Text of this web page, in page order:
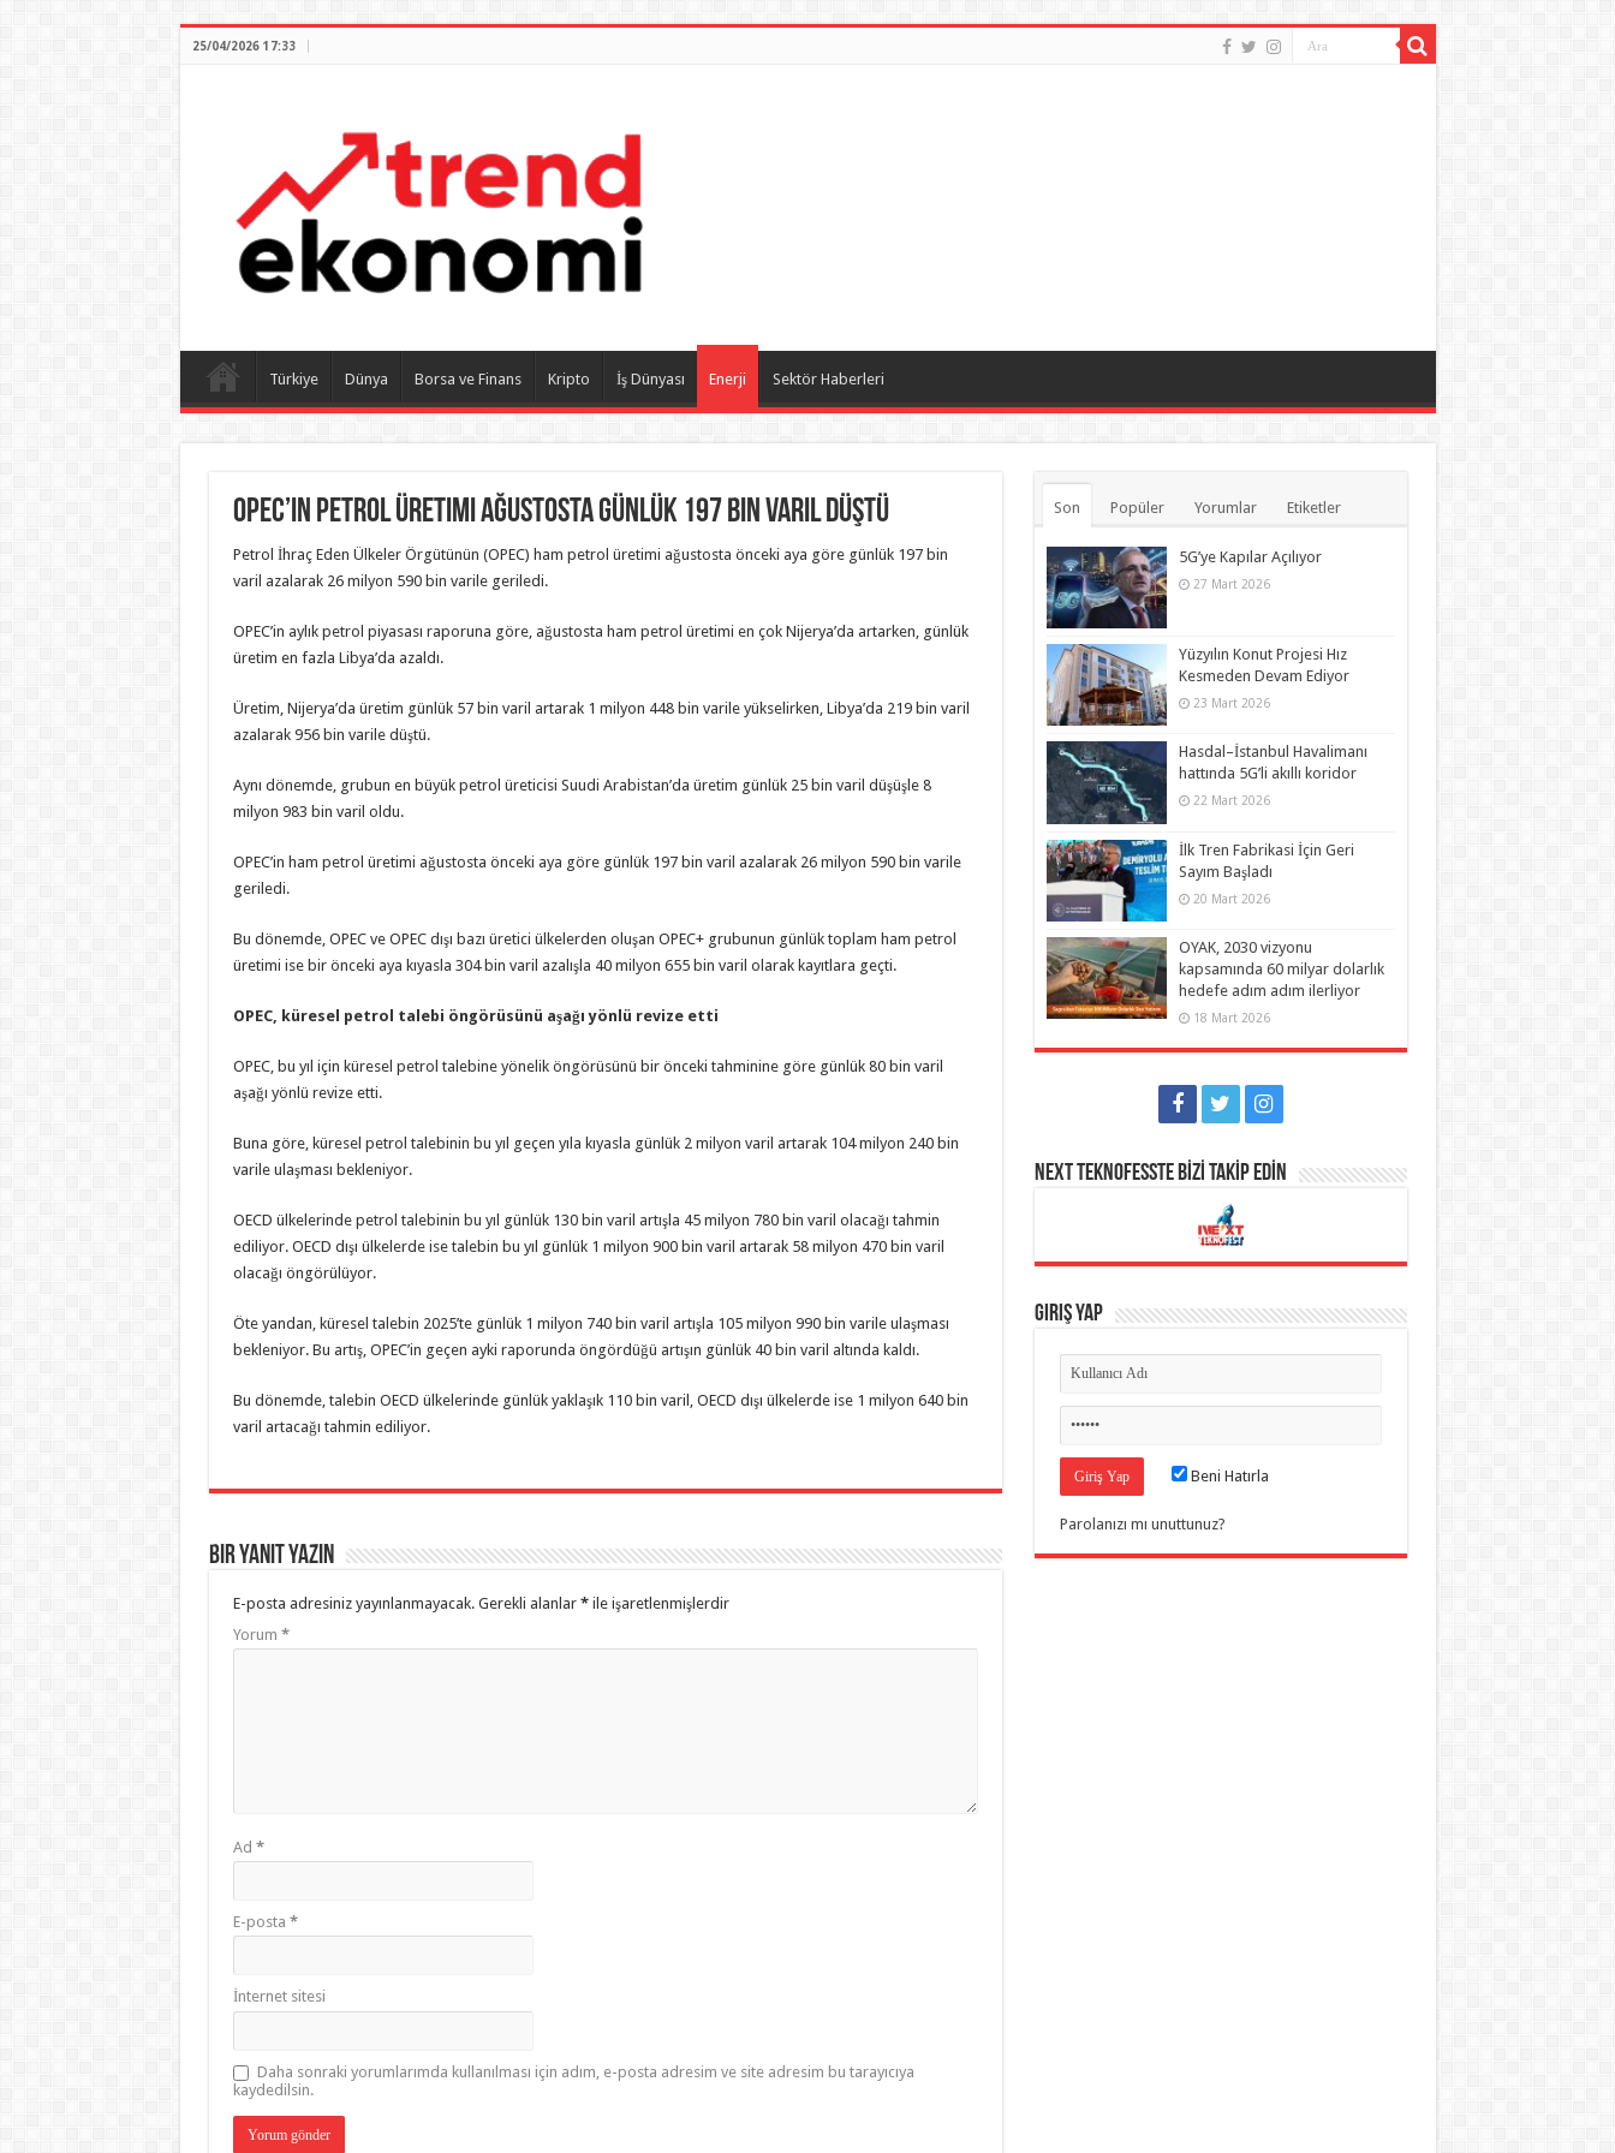
25/04/2026 17:33
Türkiye Dünya Borsa ve Finans Kripto İş Dünyası Enerji Sektör Haberleri
OPEC’in petrol üretimi ağustosta günlük 197 bin varil düştü
Petrol İhraç Eden Ülkeler Örgütünün (OPEC) ham petrol üretimi ağustosta önceki aya göre günlük 197 bin
varil azalarak 26 milyon 590 bin varile geriledi.
OPEC’in aylık petrol piyasası raporuna göre, ağustosta ham petrol üretimi en çok Nijerya’da artarken, günlük
üretim en fazla Libya’da azaldı.
Üretim, Nijerya’da üretim günlük 57 bin varil artarak 1 milyon 448 bin varile yükselirken, Libya’da 219 bin varil
azalarak 956 bin varile düştü.
Aynı dönemde, grubun en büyük petrol üreticisi Suudi Arabistan’da üretim günlük 25 bin varil düşüşle 8
milyon 983 bin varil oldu.
OPEC’in ham petrol üretimi ağustosta önceki aya göre günlük 197 bin varil azalarak 26 milyon 590 bin varile
geriledi.
Bu dönemde, OPEC ve OPEC dışı bazı üretici ülkelerden oluşan OPEC+ grubunun günlük toplam ham petrol
üretimi ise bir önceki aya kıyasla 304 bin varil azalışla 40 milyon 655 bin varil olarak kayıtlara geçti.
OPEC, küresel petrol talebi öngörüsünü aşağı yönlü revize etti
OPEC, bu yıl için küresel petrol talebine yönelik öngörüsünü bir önceki tahminine göre günlük 80 bin varil
aşağı yönlü revize etti.
Buna göre, küresel petrol talebinin bu yıl geçen yıla kıyasla günlük 2 milyon varil artarak 104 milyon 240 bin
varile ulaşması bekleniyor.
OECD ülkelerinde petrol talebinin bu yıl günlük 130 bin varil artışla 45 milyon 780 bin varil olacağı tahmin
ediliyor. OECD dışı ülkelerde ise talebin bu yıl günlük 1 milyon 900 bin varil artarak 58 milyon 470 bin varil
olacağı öngörülüyor.
Öte yandan, küresel talebin 2025’te günlük 1 milyon 740 bin varil artışla 105 milyon 990 bin varile ulaşması
bekleniyor. Bu artış, OPEC’in geçen ayki raporunda öngördüğü artışın günlük 40 bin varil altında kaldı.
Bu dönemde, talebin OECD ülkelerinde günlük yaklaşık 110 bin varil, OECD dışı ülkelerde ise 1 milyon 640 bin
varil artacağı tahmin ediliyor.
Bir yanıt yazın
E-posta adresiniz yayınlanmayacak. Gerekli alanlar *ile işaretlenmişlerdir
Yorum *
Ad *
E-posta *
İnternet sitesi
Daha sonraki yorumlarımda kullanılması için adım, e-posta adresim ve site adresim bu tarayıcıya
kaydedilsin.
Son Popüler Yorumlar Etiketler
5G’ye Kapılar Açılıyor
27 Mart 2026
Yüzyılın Konut Projesi Hız
Kesmeden Devam Ediyor
23 Mart 2026
Hasdal–İstanbul Havalimanı
hattında 5G’li akıllı koridor
22 Mart 2026
İlk Tren Fabrikasi İçin Geri
Sayım Başladı
20 Mart 2026
OYAK, 2030 vizyonu
kapsamında 60 milyar dolarlık
hedefe adım adım ilerliyor
18 Mart 2026
NEXT TEKNOFESSTE BİZİ TAKİP EDİN
Giriş Yap
Beni Hatırla
Parolanızı mı unuttunuz?